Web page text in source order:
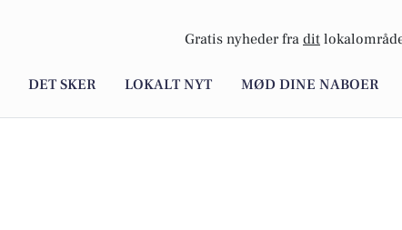
Gratis nyheder fra dit
DET SKER LOKALT NYT MØD DINE NABOER